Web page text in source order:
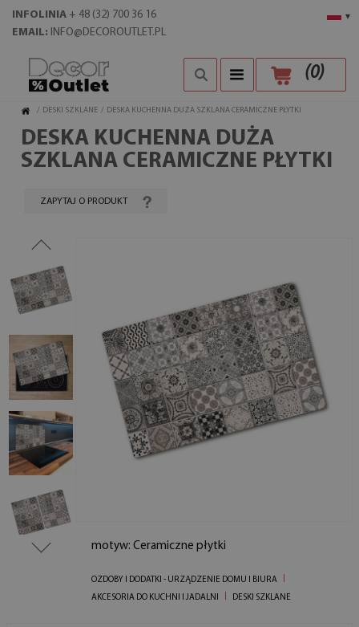
▾
INFOLINIA + 48 (32) 700 36 16
EMAIL: INFO@DECOROUTLET.PL
(0)
/ DESKI SZKLANE / DESKA KUCHENNA DUŻA SZKLANA CERAMICZNE PŁYTKI
DESKA KUCHENNA DUŻA
SZKLANA CERAMICZNE PŁYTKI
ZAPYTAJ O PRODUKT
motyw: Ceramiczne płytki
OZDOBY I DODATKI - URZĄDZENIE DOMU I BIURA
AKCESORIA DO KUCHNI I JADALNI
DESKI SZKLANE